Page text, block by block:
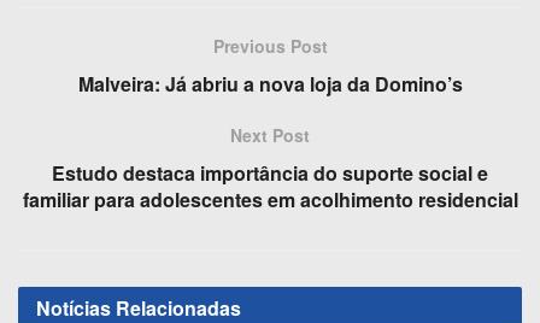
b
o
k
d
n
e
Previous Post
Malveira: Já abriu a nova loja da Domino’s
Next Post
Estudo destaca importância do suporte social e
familiar para adolescentes em acolhimento residencial
Notícias Relacionadas